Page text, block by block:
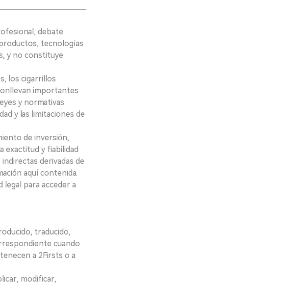
debate
tecnologías
y no constituye
los cigarrillos
importantes
y normativas
y las limitaciones de
de inversión,
exactitud y fiabilidad
derivadas de
aquí contenida.
legal para acceder a
traducido,
cuando
a 2Firsts o a
modificar,